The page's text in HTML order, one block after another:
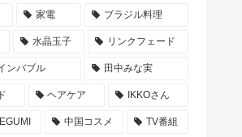
家電 ブラジル料理
水晶玉子 リンクフェード
ンバブル 田中みな実
ヘアケア IKKOさん
中国コスメ TV番組